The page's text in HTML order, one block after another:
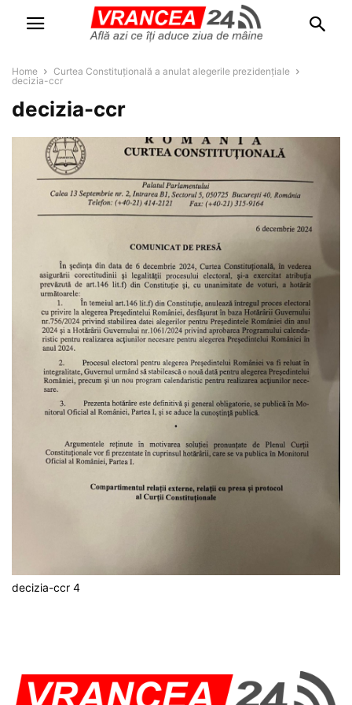
Home
Curtea Constituțională a anulat alegerile prezidențiale
decizia-ccr
decizia-ccr
decizia-ccr 4